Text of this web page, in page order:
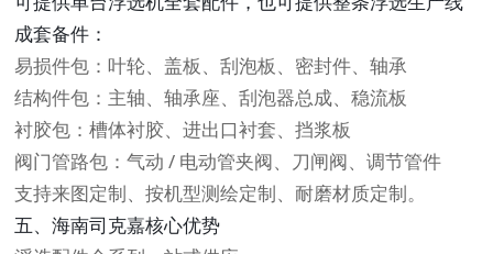
成套备件：
易损件包：叶轮、盖板、刮泡板、密封件、轴承
结构件包：主轴、轴承座、刮泡器总成、稳流板
衬胶包：槽体衬胶、进出口衬套、挡浆板
阀门管路包：气动 / 电动管夹阀、刀闸阀、调节管件
支持来图定制、按机型测绘定制、耐磨材质定制。
五、海南司克嘉核心优势